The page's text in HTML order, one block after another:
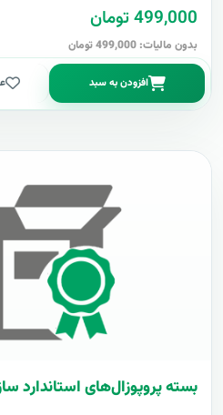
499,000 تومان
بدون مالیات: 499,000 تومان
افزودن به سبد
بسته پروپوزال‌های استاندارد